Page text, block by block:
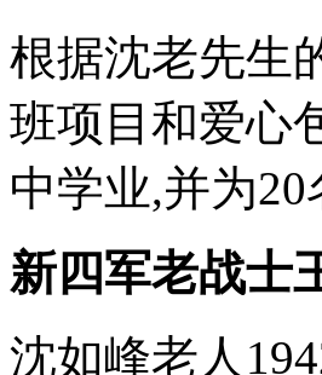
根据沈老先生
班项目和爱心
中学业,并为
新四军老战士
沈如峰老人